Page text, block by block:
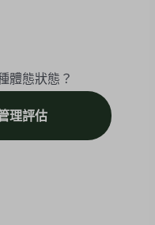
體態狀態？
理評估